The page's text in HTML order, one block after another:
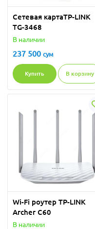
Сетевая картаTP-LINK
TG-3468
В наличии
237 500 сум
Купить В корзину
Wi-Fi роутер TP-LINK
Archer C60
В наличии